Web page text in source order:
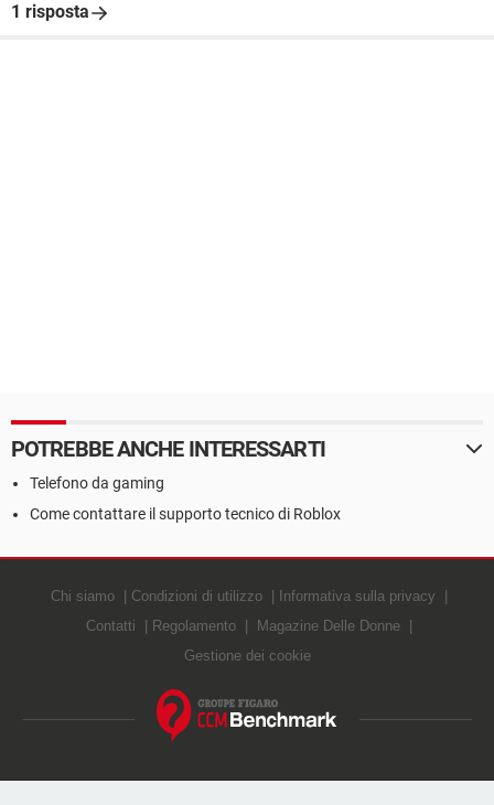
1 risposta
POTREBBE ANCHE INTERESSARTI
Telefono da gaming
Come contattare il supporto tecnico di Roblox
Chi siamo Condizioni di utilizzo
Informativa sulla privacy
Contatti
Regolamento
Magazine Delle Donne
Gestione dei cookie